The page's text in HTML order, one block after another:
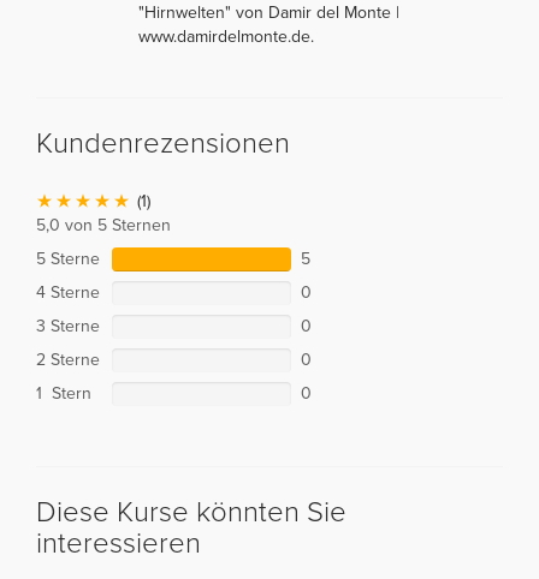
"Hirnwelten" von Damir del Monte |
www.damirdelmonte.de.
Kundenrezensionen
(1)
5,0 von 5 Sternen
5 Sterne
5
4 Sterne
0
3 Sterne
0
2 Sterne
0
1 Stern
0
Diese Kurse könnten Sie
interessieren